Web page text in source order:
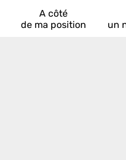
A côté
de ma position
un